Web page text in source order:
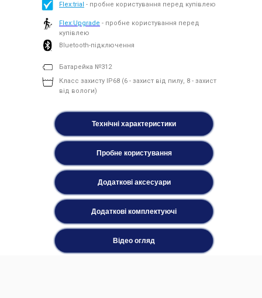
Flex:trial - пробне користування перед купівлею
Батарейка №312
Класс захисту IP68 (6 - захист від пилу, 8 - захист
від вологи)
Bluetooth-підключення
Flex:Upgrade - пробне користування перед
купівлею
Технічні характеристики
Пробне користування
Додаткові аксесуари
Додаткові комплектуючі
Відео огляд